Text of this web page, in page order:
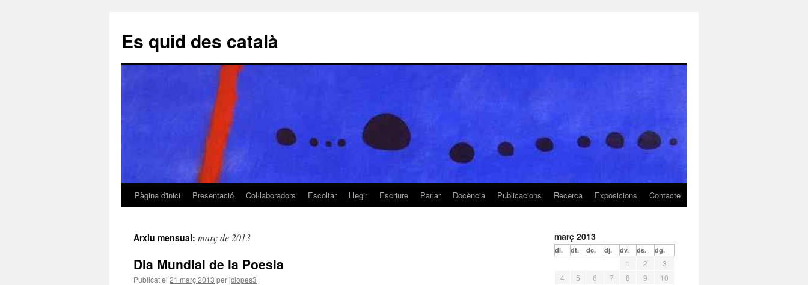
Es quid des català
Vés
contingut
Pàgina d'inici Presentació Col·laboradors Escoltar Llegir Escriure Parlar Docència Publicacions Recerca Exposicions Contacte
Arxiu mensual: març de 2013
Dia Mundial de la Poesia
Publicat el 21 març 2013 perjclopes3
març 2013
dl. dt. dc. dj. dv. ds. dg.
1 2
3
4
5 6 7 8 9
10